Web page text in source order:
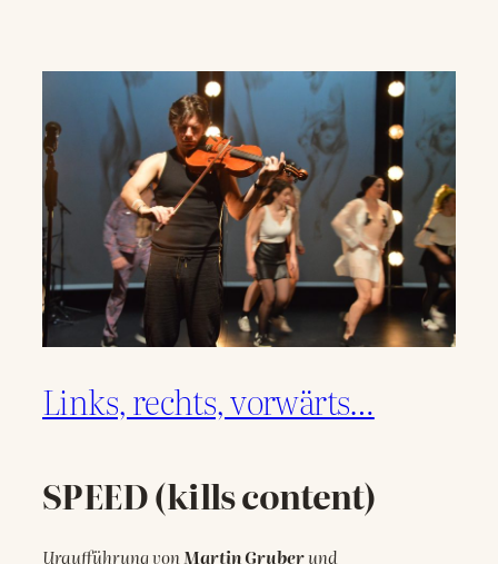
Links, rechts, vorwärts…
SPEED (kills content)
Uraufführung vonMartin Gruberund